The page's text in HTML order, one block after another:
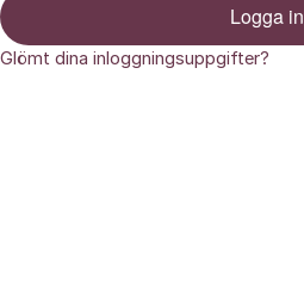
Logga in
Glömt dina inloggningsuppgifter?